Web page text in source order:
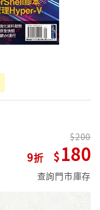
9
200
180
查詢門市庫存